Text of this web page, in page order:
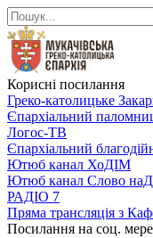
Корисні посилання
Греко-католицьке
Єпархіальний
Логос-ТВ
Єпархіальний
Ютюб канал ХоДІМ
Ютюб канал Слово
РАДІО 7
Пряма трансляція з
Посилання на соц.